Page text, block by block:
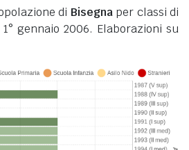
di Bisegnaper classi di
gennaio 2006. Elaborazioni su